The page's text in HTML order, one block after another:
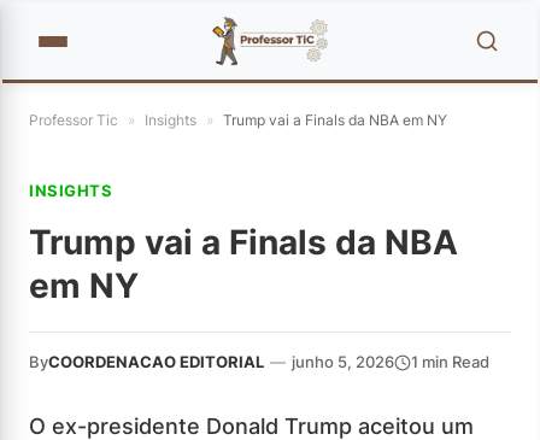
Professor Tic » Insights » Trump vai a Finals da NBA em NY
INSIGHTS
Trump vai a Finals da NBA
em NY
ByCOORDENACAO EDITORIAL — junho 5, 2026 1 min Read
O ex-presidente Donald Trump aceitou um